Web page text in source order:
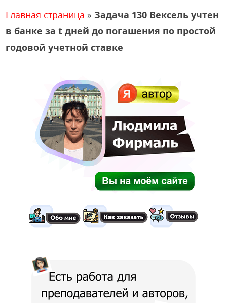
Главная страница » Задача 130 Вексель учтен
в банке за t дней до погашения по простой
годовой учетной ставке